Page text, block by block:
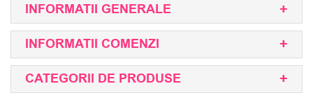
INFORMATII GENERALE
INFORMATII COMENZI
CATEGORII DE PRODUSE